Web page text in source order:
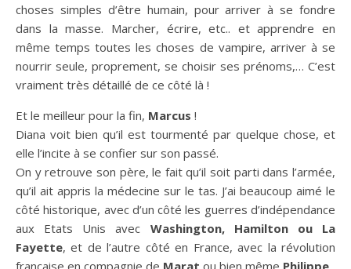
choses simples d’être humain, pour arriver à se fondre
dans la masse. Marcher, écrire, etc.. et apprendre en
même temps toutes les choses de vampire, arriver à se
nourrir seule, proprement, se choisir ses prénoms,… C’est
vraiment très détaillé de ce côté là !
Et le meilleur pour la fin, Marcus !
Diana voit bien qu’il est tourmenté par quelque chose, et
elle l’incite à se confier sur son passé.
On y retrouve son père, le fait qu’il soit parti dans l’armée,
qu’il ait appris la médecine sur le tas. J’ai beaucoup aimé le
côté historique, avec d’un côté les guerres d’indépendance
aux Etats Unis avec Washington, Hamilton ou La
Fayette, et de l’autre côté en France, avec la révolution
française en compagnie de Marat ou bien même Philippe.